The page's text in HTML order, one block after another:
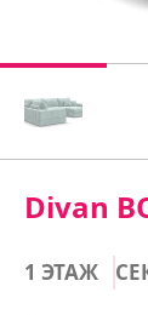
Divan
1 ЭТАЖ